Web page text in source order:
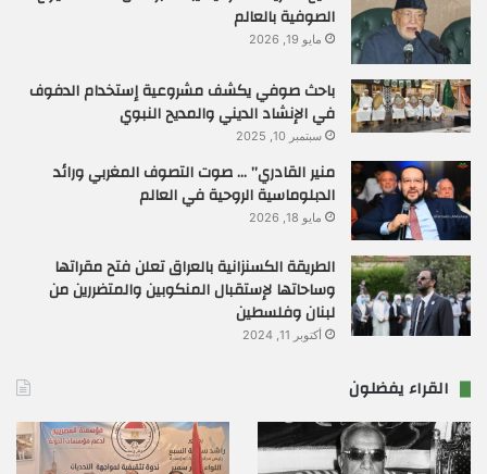
الصوفية بالعالم
مايو 19, 2026
باحث صوفي يكشف مشروعية إستخدام الدفوف
في الإنشاد الديني والمديح النبوي
سبتمبر 10, 2025
منير القادري” … صوت التصوف المغربي ورائد
الدبلوماسية الروحية في العالم
مايو 18, 2026
الطريقة الكسنزانية بالعراق تعلن فتح مقراتها
وساحاتها لإستقبال المنكوبين والمتضررين من
لبنان وفلسطين
أكتوبر 11, 2024
القراء يفضلون